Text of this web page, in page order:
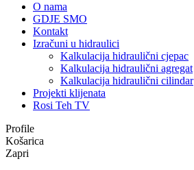
O nama
GDJE SMO
Kontakt
Izračuni u hidraulici
Kalkulacija hidraulični cjepac
Kalkulacija hidraulični agregat
Kalkulacija hidraulični cilindar
Projekti klijenata
Rosi Teh TV
Profile
Košarica
Zapri